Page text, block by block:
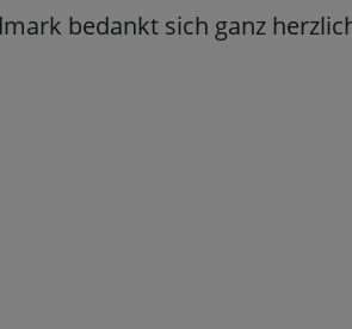
bedankt sich ganz